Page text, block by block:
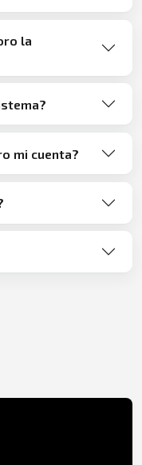
la
mi cuenta?